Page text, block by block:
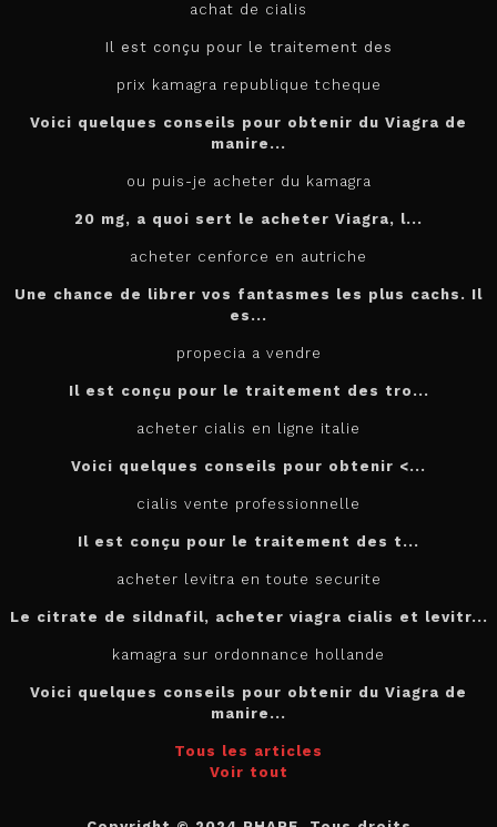
achat de cialis
Il est conçu pour le traitement des
prix kamagra republique tcheque
Voici quelques conseils pour obtenir du Viagra de
manire...
ou puis-je acheter du kamagra
20 mg, a quoi sert le acheter Viagra, l...
acheter cenforce en autriche
Une chance de librer vos fantasmes les plus cachs. Il
es...
propecia a vendre
Il est conçu pour le traitement des tro...
acheter cialis en ligne italie
Voici quelques conseils pour obtenir <...
cialis vente professionnelle
Il est conçu pour le traitement des t...
acheter levitra en toute securite
Le citrate de sildnafil, acheter viagra cialis et levitr...
kamagra sur ordonnance hollande
Voici quelques conseils pour obtenir du Viagra de
manire...
Tous les articles
Voir tout